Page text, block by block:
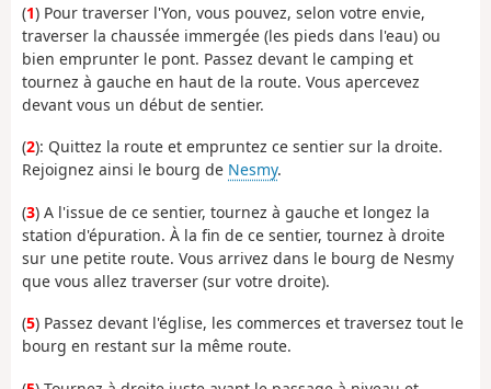
(1) Pour traverser l'Yon, vous pouvez, selon votre envie,
traverser la chaussée immergée (les pieds dans l'eau) ou
bien emprunter le pont. Passez devant le camping et
tournez à gauche en haut de la route. Vous apercevez
devant vous un début de sentier.
(2): Quittez la route et empruntez ce sentier sur la droite.
Rejoignez ainsi le bourg de Nesmy.
(3) A l'issue de ce sentier, tournez à gauche et longez la
station d'épuration. À la fin de ce sentier, tournez à droite
sur une petite route. Vous arrivez dans le bourg de Nesmy
que vous allez traverser (sur votre droite).
(5) Passez devant l'église, les commerces et traversez tout le
bourg en restant sur la même route.